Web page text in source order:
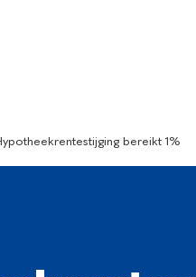
bereikt 1%